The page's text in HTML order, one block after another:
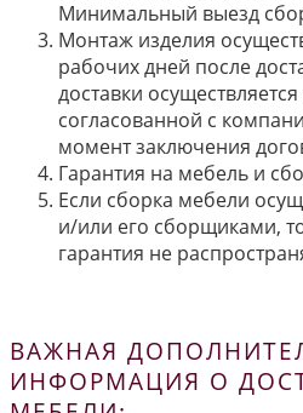
Минимальный выезд
Монтаж изделия
рабочих дней после
доставки
согласованной с
момент заключения
Гарантия на мебель и
Если сборка мебели
и/или его сборщиками,
гарантия не
ВАЖНАЯ
ИНФОРМАЦИЯ О